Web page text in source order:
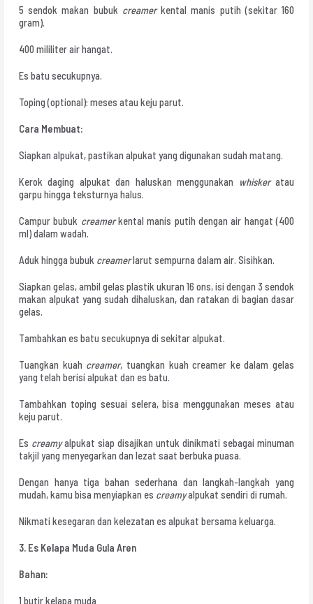
5 sendok makan bubuk creamerkental manis putih (sekitar 160
gram).
400 mililiter air hangat.
Es batu secukupnya.
Toping (optional): meses atau keju parut.
Cara Membuat:
Siapkan alpukat, pastikan alpukat yang digunakan sudah matang.
Kerok daging alpukat dan haluskan menggunakan whiskeratau
garpu hingga teksturnya halus.
Campur bubuk creamerkental manis putih dengan air hangat (400
ml) dalam wadah.
Aduk hingga bubuk creamerlarut sempurna dalam air. Sisihkan.
Siapkan gelas, ambil gelas plastik ukuran 16 ons, isi dengan 3 sendok
makan alpukat yang sudah dihaluskan, dan ratakan di bagian dasar
gelas.
Tambahkan es batu secukupnya di sekitar alpukat.
Tuangkan kuah creamer, tuangkan kuah creamer ke dalam gelas
yang telah berisi alpukat dan es batu.
Tambahkan toping sesuai selera, bisa menggunakan meses atau
keju parut.
Es creamyalpukat siap disajikan untuk dinikmati sebagai minuman
takjil yang menyegarkan dan lezat saat berbuka puasa.
Dengan hanya tiga bahan sederhana dan langkah-langkah yang
mudah, kamu bisa menyiapkan es creamyalpukat sendiri di rumah.
Nikmati kesegaran dan kelezatan es alpukat bersama keluarga.
3. Es Kelapa Muda Gula Aren
Bahan:
1 butir kelapa muda